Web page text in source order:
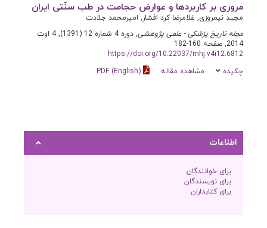
مروری بر کاربردها و عوارض حجامت در طب سنّتی ایران
مجید نیمروزی, غلامرضا کرد افشار, امیرمحمد جلادت
مجله تاریخ پزشکی - علمی پژوهشی
, دوره 4 شماره 12 (1391), 4 اوت
2014, صفحه 160-182
https://doi.org/10.22037/mhj.v4i12.6812
چکیده
مشاهده مقاله PDF (English)
اطلاعات
برای خوانندگان
برای نویسندگان
برای کتابداران